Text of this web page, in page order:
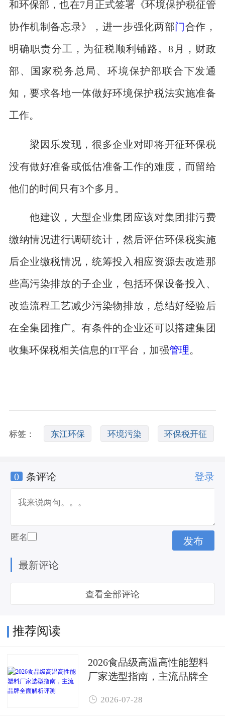
和环保部，也在7月正式签署《环境保护税征管
协作机制备忘录》，进一步强化两部门合作，
明确职责分工，为征税顺利铺路。8月，财政
部、国家税务总局、环境保护部联合下发通
知，要求各地一体做好环境保护税法实施准备
工作。
梁因乐发现，很多企业对即将开征环保税
没有做好准备或低估准备工作的难度，而留给
他们的时间只有3个多月。
他建议，大型企业集团应该对集团排污费
缴纳情况进行调研统计，然后评估环保税实施
后企业缴税情况，统筹投入相应资源去改造那
些高污染排放的子企业，包括环保设备投入、
改造流程工艺减少污染物排放，总结好经验后
在全集团推广。有条件的企业还可以搭建集团
收集环保税相关信息的IT平台，加强管理
标签： 东江环保 环境污染 环保税开征
0 条评论 登录
匿名
最新评论
查看全部评论
推荐阅读
2026食品级高温高性能塑料
厂家选型指南，主流品牌全
 2026-07-28